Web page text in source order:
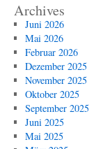
Archives
Juni 2026
Mai 2026
Februar 2026
Dezember 2025
November 2025
Oktober 2025
September 2025
Juni 2025
Mai 2025